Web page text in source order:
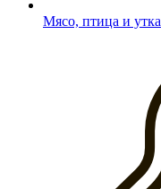
Мясо, птица и утка